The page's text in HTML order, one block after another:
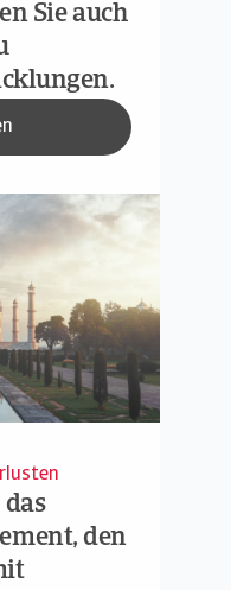
Sie auch
den